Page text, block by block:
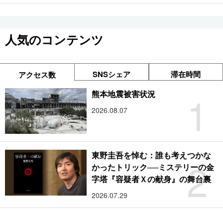
人気のコンテンツ
アクセス数 SNSシェア 滞在時間
1
熊本地震被害状況
2026.08.07
2
東野圭吾を悼む：誰も考えつかな
かったトリック──ミステリーの金
字塔『容疑者Ｘの献身』の舞台裏
2026.07.29